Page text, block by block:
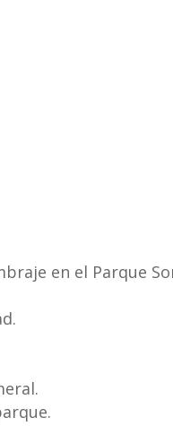
en el Parque